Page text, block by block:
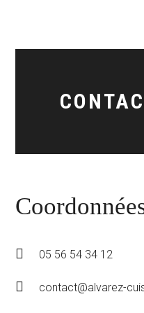
05 56 54 34 12
contact@alvarez-